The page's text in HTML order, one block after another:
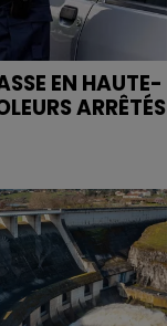
EN HAUTE-
ARRÊTÉS